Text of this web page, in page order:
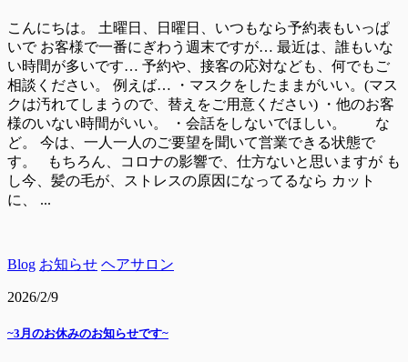
こんにちは。 土曜日、日曜日、いつもなら予約表もいっぱ
いで お客様で一番にぎわう週末ですが… 最近は、誰もいな
い時間が多いです… 予約や、接客の応対なども、何でもご
相談ください。 例えば… ・マスクをしたままがいい。(マス
クは汚れてしまうので、替えをご用意ください) ・他のお客
様のいない時間がいい。 ・会話をしないでほしい。 な
ど。 今は、一人一人のご要望を聞いて営業できる状態で
す。 もちろん、コロナの影響で、仕方ないと思いますが も
し今、髪の毛が、ストレスの原因になってるなら カット
に、 ...
Blog お知らせ ヘアサロン
2026/2/9
~3月のお休みのお知らせです~